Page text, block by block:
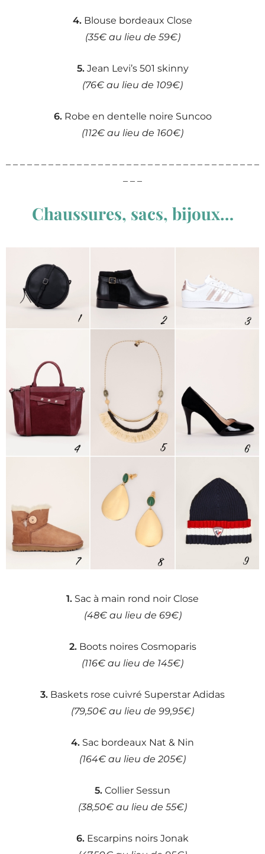
4. Blouse bordeaux Close
(35€ au lieu de 59€)
5.Jean Levi’s 501 skinny
(76€ au lieu de 109€)
6.Robe en dentelle noire Suncoo
(112€ au lieu de 160€)
– – – – – – – – – – – – – – – – – – – – – – – – – – – – – – – – – – – –
– – –
Chaussures, sacs, bijoux…
1. Sac à main rond noir Close
(48€ au lieu de 69€)
2.Boots noires Cosmoparis
(116€ au lieu de 145€)
3. Baskets rose cuivré Superstar Adidas
(79,50€ au lieu de 99,95€)
4. Sac bordeaux Nat & Nin
(164€ au lieu de 205€)
5. Collier Sessun
(38,50€ au lieu de 55€)
6. Escarpins noirs Jonak